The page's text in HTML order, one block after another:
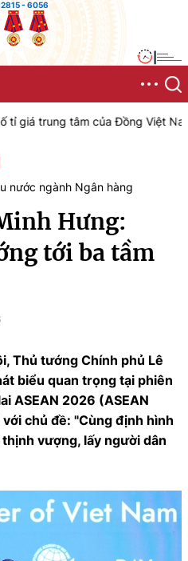
2815 - 6056
của Đồng Việt Nam với Đô la
nước ngành Ngân hàng
Hưng:
tới ba tầm
Thủ tướng Chính phủ Lê
biểu quan trọng tại phiên
ASEAN 2026 (ASEAN
chủ đề: "Cùng định hình
vượng, lấy người dân